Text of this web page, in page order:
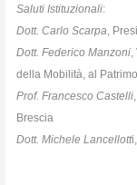
Saluti Istituzionali:
Dott. Carlo Scarpa ,
Dott. Federico Manzoni
della Mobilità, al
Prof. Francesco Castelli
Brescia
Dott. Michele Lancellott